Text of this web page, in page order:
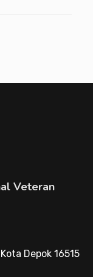
Veteran
Depok 16515